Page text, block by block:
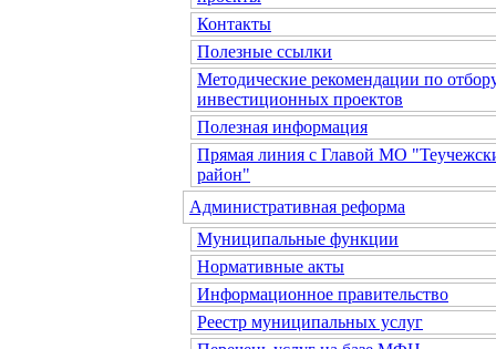
Контакты
Полезные ссылки
Методические рекомендации по
инвестиционных проектов
Полезная информация
Прямая линия с Главой МО
район"
Административная реформа
Муниципальные функции
Нормативные акты
Информационное правительство
Реестр муниципальных услуг